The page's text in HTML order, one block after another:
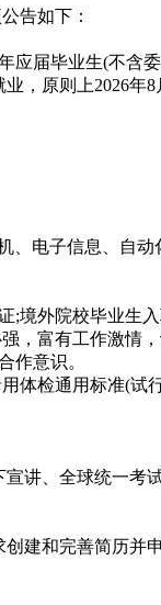
告如下：
届毕业生(不含
原则上2026年
电子信息、自
外院校毕业生入
富有工作激情，
意识。
检通用标准(试
、全球统一考
建和完善简历并